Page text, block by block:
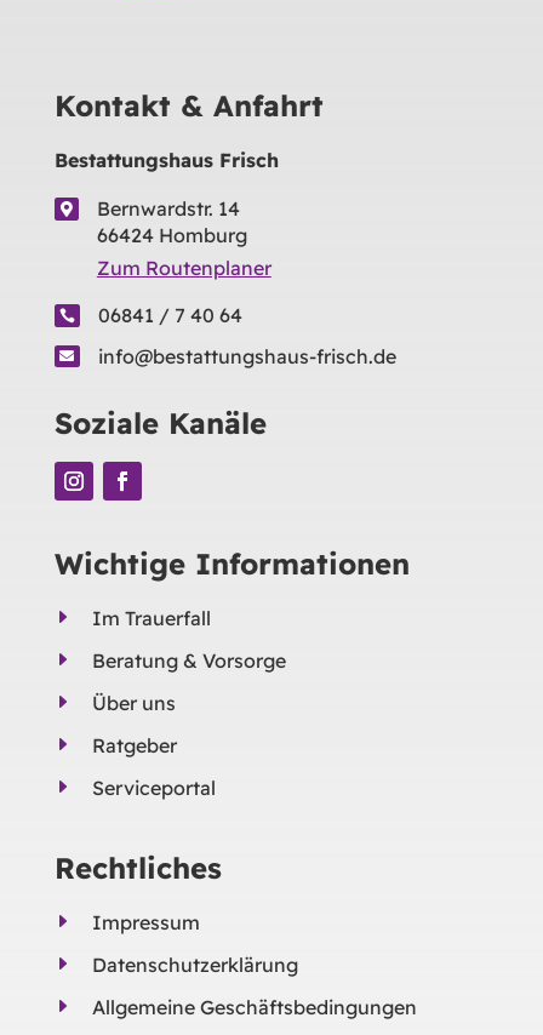
Kontakt & Anfahrt
Bestattungshaus Frisch

Bernwardstr. 14
66424 Homburg
Zum Routenplaner
 06841 / 7 40 64
 info@bestattungshaus-frisch.de
Soziale Kanäle
Wichtige Informationen
E
Im Trauerfall
E
Beratung & Vorsorge
E
Über uns
E
Ratgeber
E
Serviceportal
Rechtliches
E
Impressum
E
Datenschutzerklärung
E
Allgemeine Geschäftsbedingungen